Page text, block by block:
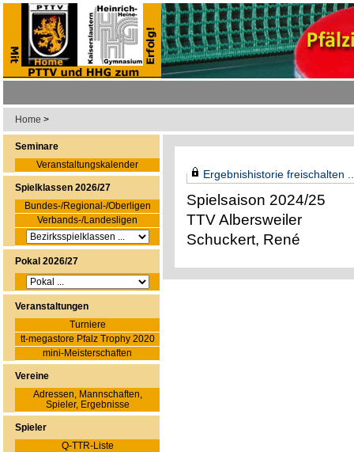
Home >
Seminare
Veranstaltungskalender
Spielklassen 2026/27
Bundes-/Regional-/Oberligen
Verbands-/Landesligen
Pokal 2026/27
Veranstaltungen
Turniere
tt-megastore Pfalz Trophy 2020
mini-Meisterschaften
Vereine
Adressen, Mannschaften,
Spieler, Ergebnisse
Spieler
Q-TTR-Liste
Ergebnishistorie freischalten
Spielsaison 2024/25
TTV Albersweiler
Schuckert, René